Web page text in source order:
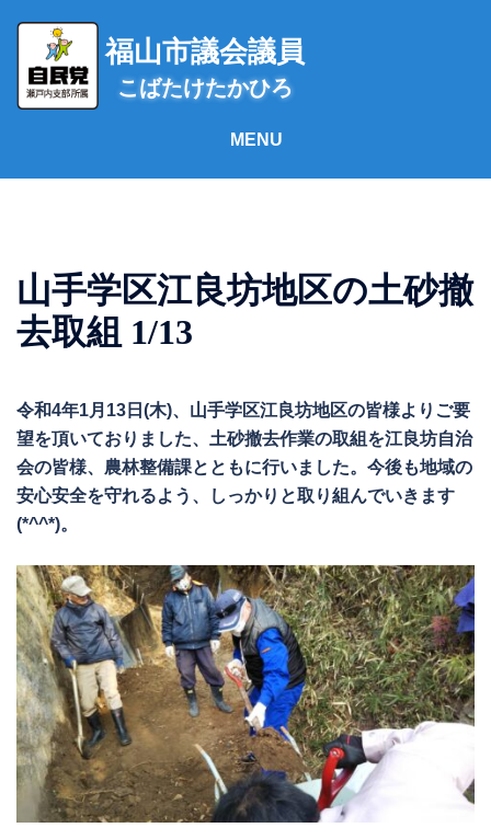
ス
福山市議会議員
こばたけたかひろ
山手学区江良坊地区の土砂撤
去取組 1/13
令和4年1月13日(木)、山手学区江良坊地区の皆様よりご要
望を頂いておりました、土砂撤去作業の取組を江良坊自治
会の皆様、農林整備課とともに行いました。今後も地域の
安心安全を守れるよう、しっかりと取り組んでいきます
(*^^*)。